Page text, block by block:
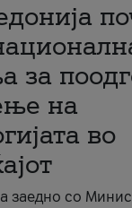
за
на
во
заедно со